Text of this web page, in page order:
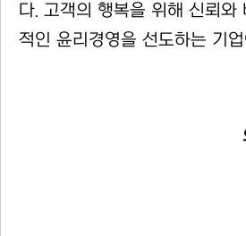
다. 고객의 행복을 위해 신뢰와
적인 윤리경영을 선도하는 기